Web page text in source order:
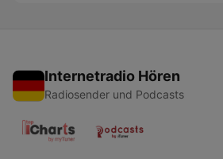
Internetradio Hören
Radiosender und Podcasts